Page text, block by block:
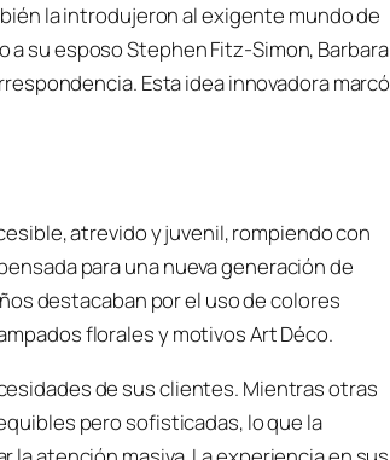
la introdujeron al exigente mundo de
a su esposo Stephen Fitz-Simon, Barbara
Esta idea innovadora marcó
atrevido y juvenil, rompiendo con
para una nueva generación de
destacaban por el uso de colores
florales y motivos Art Déco.
de sus clientes. Mientras otras
pero sofisticadas, lo que la